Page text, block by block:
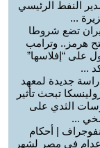
النفط الرئيسي
...
تضع شروطا
هرمز.. وترامب
على “إفلاسها”
...
جديدة لمعهد
تبحث تأثير
الثدي على
...
| أحكام
في مصر لشهر